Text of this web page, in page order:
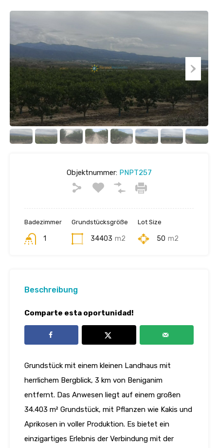
Objektnummer:PNPT257
Badezimmer
1
Grundstücksgröße
34403 m2
Lot Size
50 m2
Beschreibung
Comparte esta oportunidad!
Grundstück mit einem kleinen Landhaus mit
herrlichem Bergblick, 3 km von Beniganim
entfernt. Das Anwesen liegt auf einem großen
34.403 m² Grundstück, mit Pflanzen wie Kakis und
Aprikosen in voller Produktion. Es bietet ein
einzigartiges Erlebnis der Verbindung mit der